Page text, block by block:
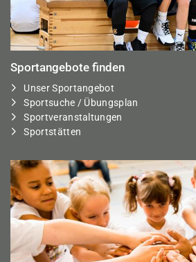
Sportangebote finden
Unser Sportangebot
Sportsuche / Übungsplan
Sportveranstaltungen
Sportstätten